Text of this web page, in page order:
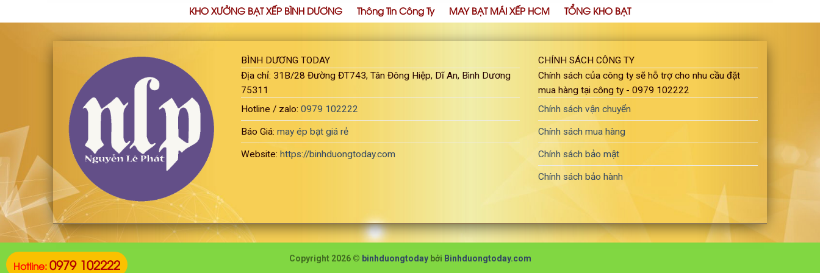
KHO XƯỞNG BẠT XẾP BÌNH DƯƠNG Thông Tin Công Ty MAY BẠT MÁI XẾP HCM TỔNG KHO BẠT
BÌNH DƯƠNG TODAY
Địa chỉ: 31B/28 Đường ĐT743, Tân Đông Hiệp, Dĩ An, Bình Dương
75311
Hotline / zalo: 0979 102222
Báo Giá: may ép bạt giá rẻ
Website: https://binhduongtoday.com
CHÍNH SÁCH CÔNG TY
Chính sách của công ty sẽ hỗ trợ cho nhu cầu đặt
mua hàng tại công ty - 0979 102222
Chính sách vận chuyển
Chính sách mua hàng
Chính sách bảo mật
Chính sách bảo hành
Copyright 2026 © binhduongtodaybởi Binhduongtoday.com
Hotline:0979 102222